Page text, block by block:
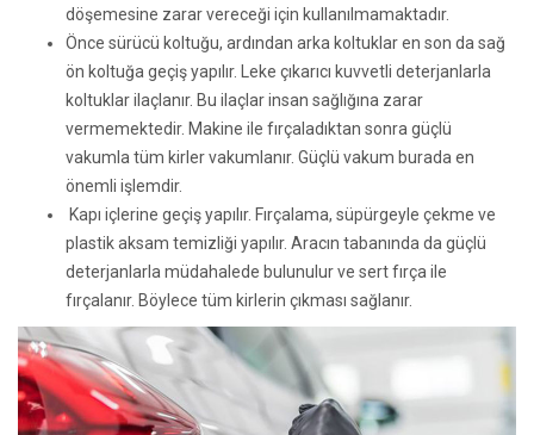
döşemesine zarar vereceği için kullanılmamaktadır.
Önce sürücü koltuğu, ardından arka koltuklar en son da sağ
ön koltuğa geçiş yapılır. Leke çıkarıcı kuvvetli deterjanlarla
koltuklar ilaçlanır. Bu ilaçlar insan sağlığına zarar
vermemektedir. Makine ile fırçaladıktan sonra güçlü
vakumla tüm kirler vakumlanır. Güçlü vakum burada en
önemli işlemdir.
Kapı içlerine geçiş yapılır. Fırçalama, süpürgeyle çekme ve
plastik aksam temizliği yapılır. Aracın tabanında da güçlü
deterjanlarla müdahalede bulunulur ve sert fırça ile
fırçalanır. Böylece tüm kirlerin çıkması sağlanır.